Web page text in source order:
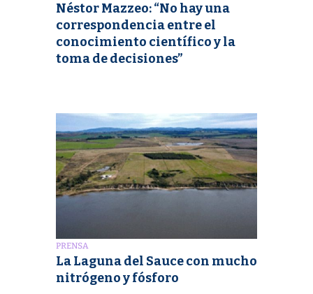
Néstor Mazzeo: “No hay una
correspondencia entre el
conocimiento científico y la
toma de decisiones”
PRENSA
La Laguna del Sauce con mucho
nitrógeno y fósforo